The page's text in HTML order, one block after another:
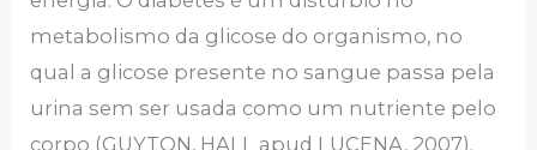
metabolismo da glicose do organismo, no
qual a glicose presente no sangue passa pela
urina sem ser usada como um nutriente pelo
corpo (GUYTON, HALL apud LUCENA, 2007).